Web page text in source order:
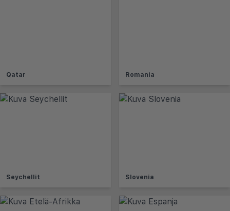
Qatar Romania
Seychellit Slovenia